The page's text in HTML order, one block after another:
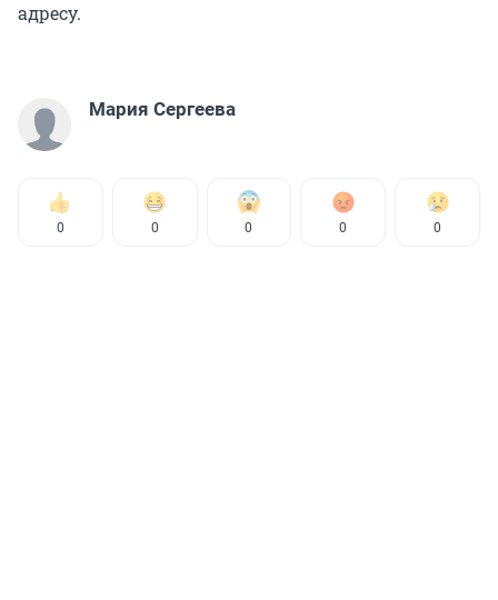
адресу.
Мария Сергеева
0 0 0 0 0